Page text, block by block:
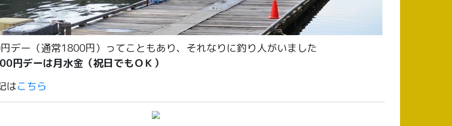
デー（通常1800円）ってこともあり、それなりに釣り人がいました
円デーは月水金（祝日でもＯＫ）
はこちら